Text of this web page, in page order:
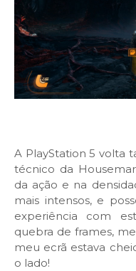
A PlayStation 5 volta
técnico da
da ação e na
mais intensos, e
experiência com
quebra de frames,
meu ecrã estava
o lado!